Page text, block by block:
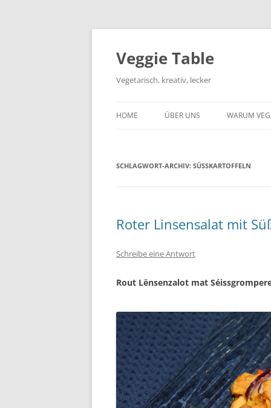
Zum
Veggie Table
Vegetarisch, kreativ, lecker
HOME ÜBER UNS WARUM
SCHLAGWORT-ARCHIV: SÜSSKARTOFFELN
Roter Linsensalat mit
Schreibe eine Antwort
Rout Lënsenzalot mat